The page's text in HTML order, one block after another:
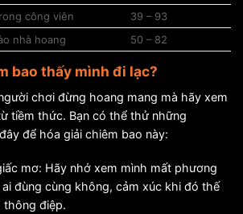
công viên
39 – 93
nhà hoang
50 – 82
bao thấy mình đi lạc?
chơi đừng hoang mang mà hãy xem
tiềm thức. Bạn có thể thử những
để hóa giải chiêm bao này:
mơ: Hãy nhớ xem mình mất phương
đùng cùng không, cảm xúc khi đó thế
thông điệp.